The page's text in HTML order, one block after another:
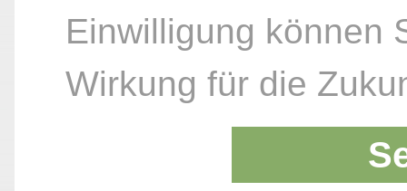
Einwilligung können
Wirkung für die